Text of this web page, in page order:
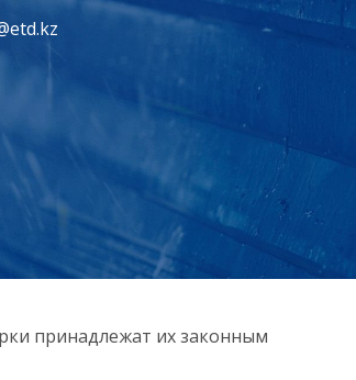
принадлежат их законным